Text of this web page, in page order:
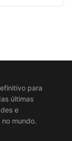
para
últimas
e
mundo.